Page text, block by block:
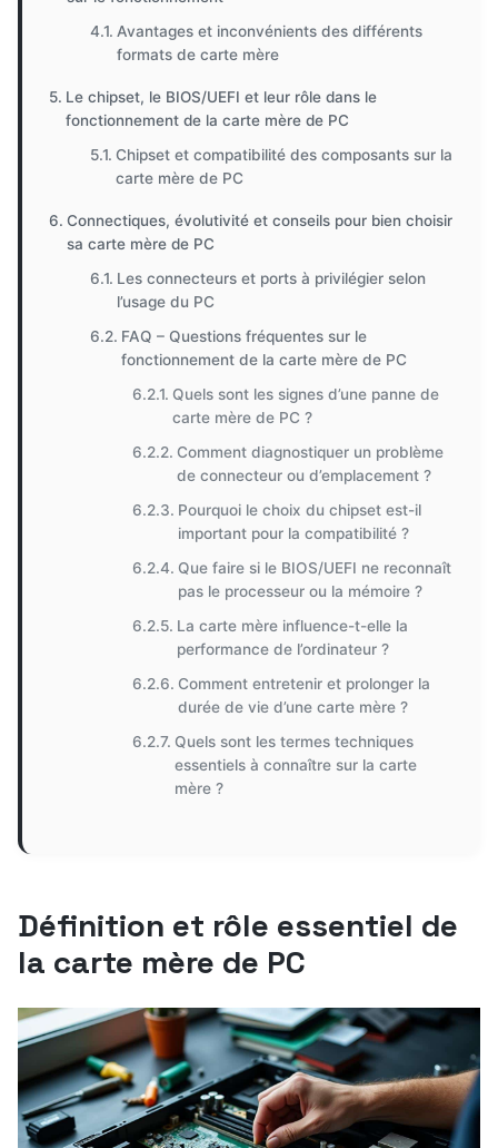
Avantages et inconvénients des différents
formats de carte mère
Le chipset, le BIOS/UEFI et leur rôle dans le
fonctionnement de la carte mère de PC
Chipset et compatibilité des composants sur la
carte mère de PC
Connectiques, évolutivité et conseils pour bien choisir
sa carte mère de PC
Les connecteurs et ports à privilégier selon
l’usage du PC
FAQ – Questions fréquentes sur le
fonctionnement de la carte mère de PC
Quels sont les signes d’une panne de
carte mère de PC ?
Comment diagnostiquer un problème
de connecteur ou d’emplacement ?
Pourquoi le choix du chipset est-il
important pour la compatibilité ?
Que faire si le BIOS/UEFI ne reconnaît
pas le processeur ou la mémoire ?
La carte mère influence-t-elle la
performance de l’ordinateur ?
Comment entretenir et prolonger la
durée de vie d’une carte mère ?
Quels sont les termes techniques
essentiels à connaître sur la carte
mère ?
Définition et rôle essentiel de
la carte mère de PC